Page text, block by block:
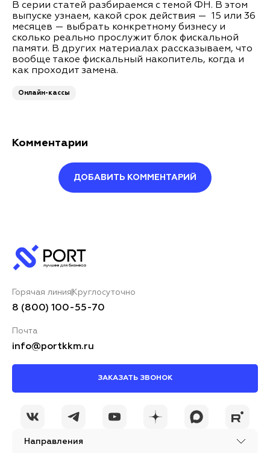
В серии статей разбираемся с темой ФН. В этом
выпуске узнаем, какой срок действия — 15 или 36
месяцев — выбрать конкретному бизнесу и
сколько реально прослужит блок фискальной
памяти. В других материалах рассказываем, что
вообще такое фискальный накопитель, когда и
как проходит замена.
Онлайн-кассы
Комментарии
ДОБАВИТЬ КОММЕНТАРИЙ
Ваш комментарий*
конфиденциальности
КОММЕНТАРИЙ
Направления
Горячая линия Круглосуточно
8 (800) 100-55-70
Почта
info@portkkm.ru
ЗАКАЗАТЬ ЗВОНОК